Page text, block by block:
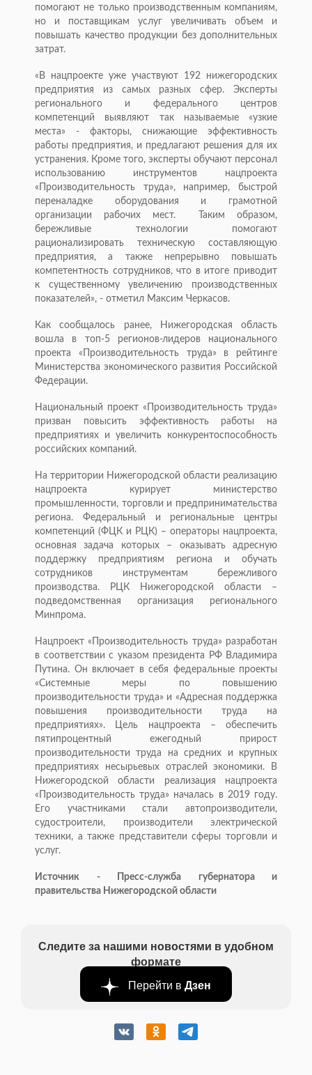
помогают не только производственным компаниям,
но и поставщикам услуг увеличивать объем и
повышать качество продукции без дополнительных
затрат.
«В нацпроекте уже участвуют 192 нижегородских
предприятия из самых разных сфер. Эксперты
регионального и федерального центров
компетенций выявляют так называемые «узкие
места» - факторы, снижающие эффективность
работы предприятия, и предлагают решения для их
устранения. Кроме того, эксперты обучают персонал
использованию инструментов нацпроекта
«Производительность труда», например, быстрой
переналадке оборудования и грамотной
организации рабочих мест. Таким образом,
бережливые технологии помогают
рационализировать техническую составляющую
предприятия, а также непрерывно повышать
компетентность сотрудников, что в итоге приводит
к существенному увеличению производственных
показателей», - отметил Максим Черкасов.
Как сообщалось ранее, Нижегородская область
вошла в топ-5 регионов-лидеров национального
проекта «Производительность труда» в рейтинге
Министерства экономического развития Российской
Федерации.
Национальный проект «Производительность труда»
призван повысить эффективность работы на
предприятиях и увеличить конкурентоспособность
российских компаний.
На территории Нижегородской области реализацию
нацпроекта курирует министерство
промышленности, торговли и предпринимательства
региона. Федеральный и региональные центры
компетенций (ФЦК и РЦК) – операторы нацпроекта,
основная задача которых – оказывать адресную
поддержку предприятиям региона и обучать
сотрудников инструментам бережливого
производства. РЦК Нижегородской области –
подведомственная организация регионального
Минпрома.
Нацпроект «Производительность труда» разработан
в соответствии с указом президента РФ Владимира
Путина. Он включает в себя федеральные проекты
«Системные меры по повышению
производительности труда» и «Адресная поддержка
повышения производительности труда на
предприятиях». Цель нацпроекта – обеспечить
пятипроцентный ежегодный прирост
производительности труда на средних и крупных
предприятиях несырьевых отраслей экономики. В
Нижегородской области реализация нацпроекта
«Производительность труда» началась в 2019 году.
Его участниками стали автопроизводители,
судостроители, производители электрической
техники, а также представители сферы торговли и
услуг.
Источник - Пресс-служба губернатора и
правительства Нижегородской области
Следите за нашими новостями в удобном
формате
Перейти в Дзен